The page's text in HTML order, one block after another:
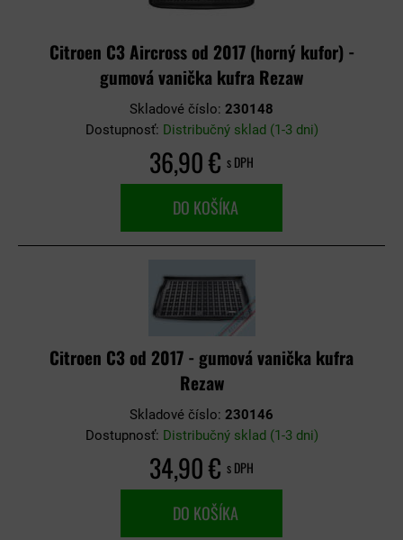
Citroen C3 Aircross od 2017 (horný kufor) -
gumová vanička kufra Rezaw
Skladové číslo: 230148
Dostupnosť: Distribučný sklad (1-3 dni)
36,90 € s DPH
DO KOŠÍKA
Citroen C3 od 2017 - gumová vanička kufra
Rezaw
Skladové číslo: 230146
Dostupnosť: Distribučný sklad (1-3 dni)
34,90 € s DPH
DO KOŠÍKA